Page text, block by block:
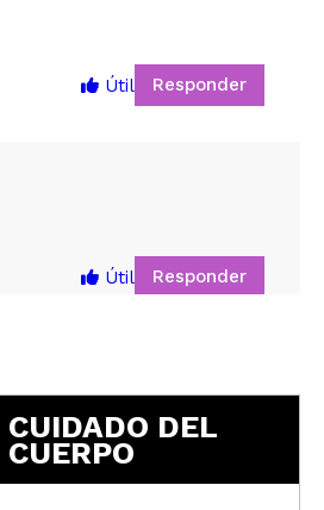
Útil Responder
Útil Responder
Útil
CUIDADO DEL
CUERPO